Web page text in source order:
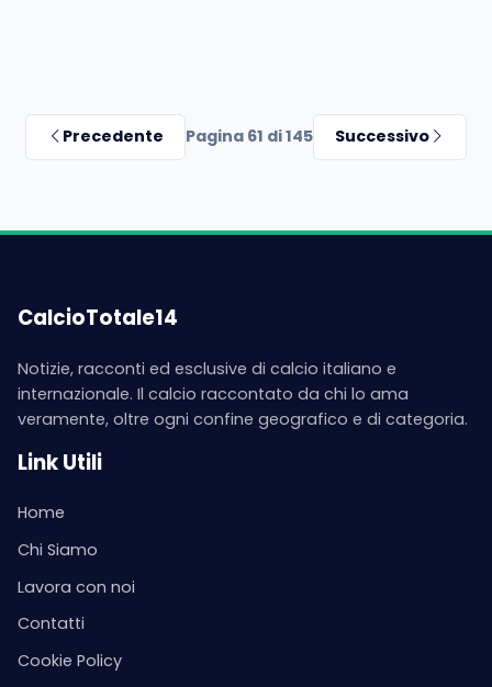
Precedente Pagina 61 di 145 Successivo
CalcioTotale14
Notizie, racconti ed esclusive di calcio italiano e
internazionale. Il calcio raccontato da chi lo ama
veramente, oltre ogni confine geografico e di categoria.
Link Utili
Home
Chi Siamo
Lavora con noi
Contatti
Cookie Policy